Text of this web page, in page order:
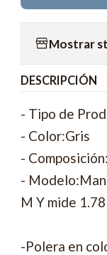
Mostrar
DESCRIPCIÓN
- Tipo de
- Color:Gris
-
-
M Y mide 1.78
-Polera en